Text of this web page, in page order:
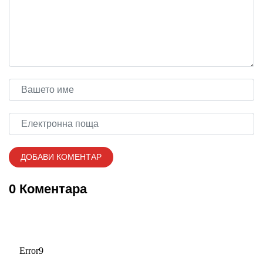
0 Коментара